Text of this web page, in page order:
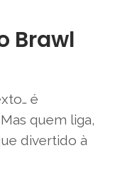
Brawl
é
quem liga,
divertido à